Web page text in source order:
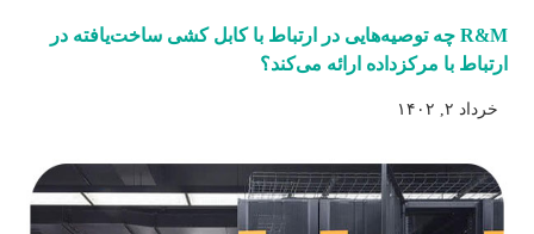
R&M چه توصیه‌هایی در ارتباط با کابل کشی ساخت‌یافته در
ارتباط با مرکزداده ارائه می‌کند؟
خرداد ۲, ۱۴۰۲